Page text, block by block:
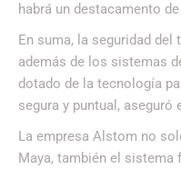
habrá un destacamento
En suma, la seguridad del
además de los sistemas
dotado de la tecnología
segura y puntual, aseguró
La empresa Alstom no
Maya, también el sistema